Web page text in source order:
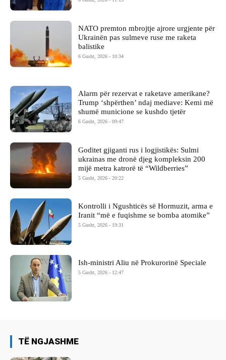
NATO premton mbrojtje ajrore urgjente për
Ukrainën pas sulmeve ruse me raketa
balistike
6 Gusht, 2026 - 10:34
Alarm për rezervat e raketave amerikane?
Trump ‘shpërthen’ ndaj mediave: Kemi më
shumë municione se kushdo tjetër
6 Gusht, 2026 - 09:47
Goditet gjiganti rus i logjistikës: Sulmi
ukrainas me dronë djeg kompleksin 200
mijë metra katrorë të “Wildberries”
5 Gusht, 2026 - 20:22
Kontrolli i Ngushticës së Hormuzit, arma e
Iranit “më e fuqishme se bomba atomike”
5 Gusht, 2026 - 19:31
Ish-ministri ​Aliu në Prokurorinë Speciale
5 Gusht, 2026 - 12:47
TË NGJASHME